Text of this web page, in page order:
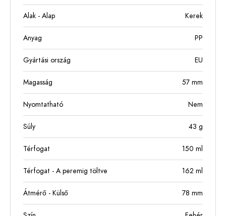
Alak - Alap Kerek
Anyag PP
Gyártási ország EU
Magasság 57 mm
Nyomtatható Nem
Súly 43 g
Térfogat 150 ml
Térfogat - A peremig töltve 162 ml
Átmérő - Külső 78 mm